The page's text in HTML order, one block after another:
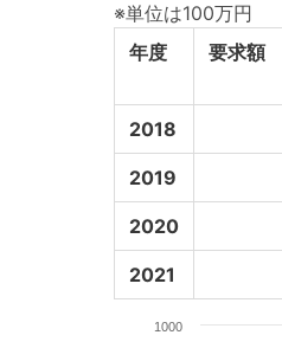
※単位は100万円
年度
要求額
2018
2019
2020
2021
1000